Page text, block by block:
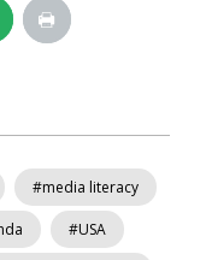
#media literacy
#USA